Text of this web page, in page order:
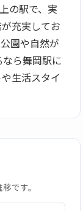
の駅で、実
充実してお
園や自然が
ら舞岡駅に
生活スタイ
です。